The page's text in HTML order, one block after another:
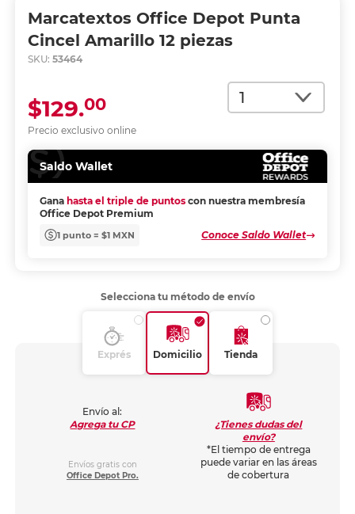
Marcatextos Office Depot Punta
Cincel Amarillo 12 piezas
SKU: 53464
Cantidad
Precio exclusivo online
$129.00
Saldo Wallet
Gana hasta el triple de puntos con nuestra membresía
Office Depot Premium
1 punto = $1 MXN Conoce Saldo Wallet
Selecciona tu método de envío
Exprés Domicilio Tienda
Envío al:
Agrega tu CP
Envíos gratis con
Office Depot Pro.
¿Tienes dudas del
envío?
*El tiempo de entrega
puede variar en las áreas
de cobertura